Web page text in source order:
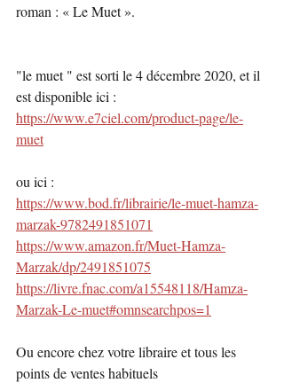
roman : « Le Muet ».
"le muet " est sorti le 4 décembre 2020, et il
est disponible ici :
https://www.e7ciel.com/product-page/le-
muet
ou ici :
https://www.bod.fr/librairie/le-muet-hamza-
marzak-9782491851071
https://www.amazon.fr/Muet-Hamza-
Marzak/dp/2491851075
https://livre.fnac.com/a15548118/Hamza-
Marzak-Le-muet#omnsearchpos=1
Ou encore chez votre libraire et tous les
points de ventes habituels